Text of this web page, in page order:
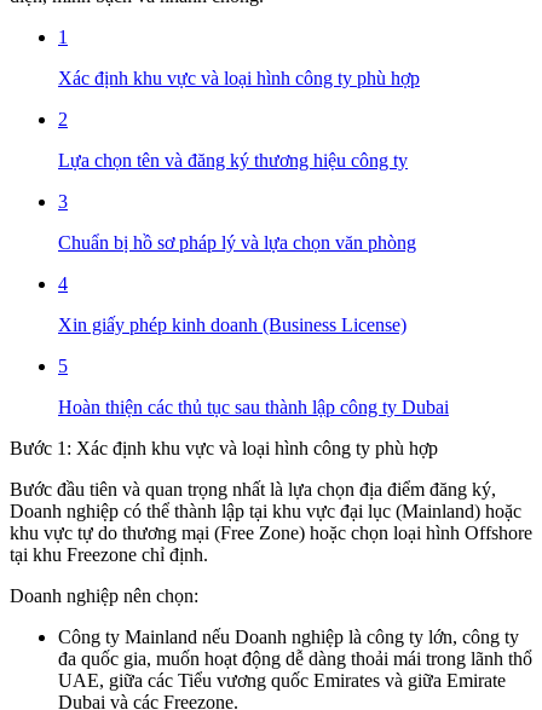
1
Xác định khu vực và loại hình công ty phù hợp
2
Lựa chọn tên và đăng ký thương hiệu công ty
3
Chuẩn bị hồ sơ pháp lý và lựa chọn văn phòng
4
Xin giấy phép kinh doanh (Business License)
5
Hoàn thiện các thủ tục sau thành lập công ty Dubai
Bước 1: Xác định khu vực và loại hình công ty phù hợp
Bước đầu tiên và quan trọng nhất là lựa chọn địa điểm đăng ký,
Doanh nghiệp có thể thành lập tại khu vực đại lục (Mainland) hoặc
khu vực tự do thương mại (Free Zone) hoặc chọn loại hình Offshore
tại khu Freezone chỉ định.
Doanh nghiệp nên chọn:
Công ty Mainland nếu Doanh nghiệp là công ty lớn, công ty
đa quốc gia, muốn hoạt động dễ dàng thoải mái trong lãnh thổ
UAE, giữa các Tiểu vương quốc Emirates và giữa Emirate
Dubai và các Freezone.